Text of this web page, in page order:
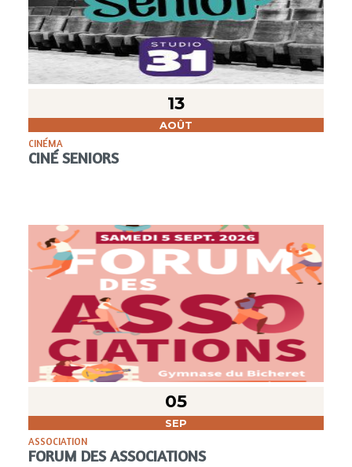
13
AOÛT
CINÉMA
CINÉ SENIORS
05
SEP
ASSOCIATION
FORUM DES ASSOCIATIONS